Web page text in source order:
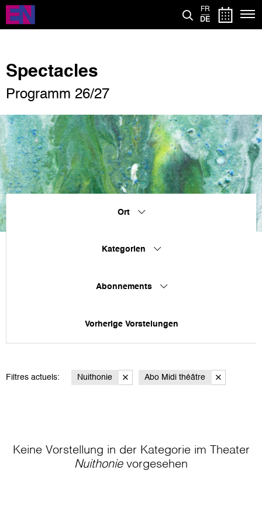
Direkt
zum
Inhalt
FR
DE
Spectacles
Programm 26/27
Ort
Kategorien
Abonnements
Vorherige Vorstelungen
Filtres actuels: Nuithonie Abo Midi théâtre
Keine Vorstellung in der Kategorie im Theater
Nuithonievorgesehen